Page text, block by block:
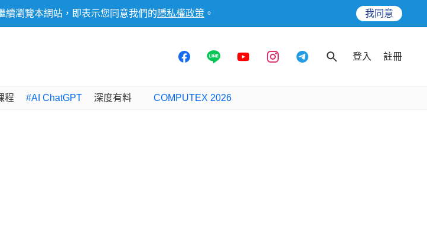
續瀏覽本網站，即表示您同意我們的 隱私權政策 。 我同意
登入 註冊
程 #AI ChatGPT 深度有料 COMPUTEX 2026